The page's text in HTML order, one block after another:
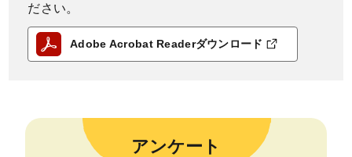
ださい。
Adobe Acrobat Readerダウンロード
アンケート